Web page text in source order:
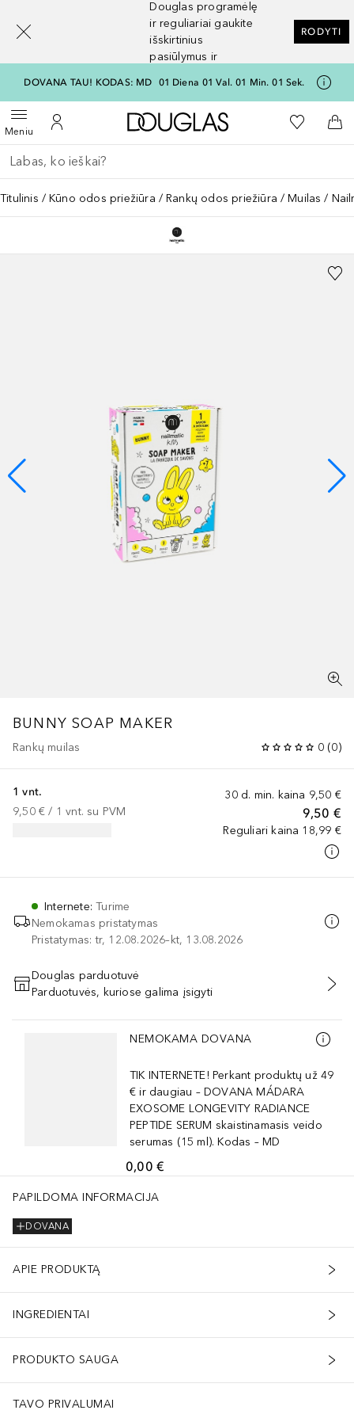
Douglas programėlę
ir reguliariai gaukite
išskirtinius
pasiūlymus ir
RODYTI
DOVANA TAU! KODAS: MD 01 Diena 01 Val. 01 Min. 01 Sek.
MeniuAtidaryti meniuĮ mano paskyrą
Į Douglas pagrindinį
Į mano
Į
Grįžk atgal
Vykdykite paiešką
Titulinis Kūno odos priežiūra Rankų odos priežiūra Muilas
BUNNY SOAP MAKER
Rankų muilas 0 (0)
30 d. min. kaina 9,50 €
9,50 €
Reguliari kaina 18,99 €
1 vnt.
9,50 € / 1 vnt. su PVM
Internete:Turime
Nemokamas pristatymas
Pristatymas: tr, 12.08.2026–kt, 13.08.2026
PRIDĖTI Į KREPŠELĮ
Douglas parduotuvė
Parduotuvės, kuriose galima įsigyti
Praleisti slankiklį
NEMOKAMA DOVANA
TIK INTERNETE! Perkant produktų už 49
€ ir daugiau – DOVANA MÁDARA
EXOSOME LONGEVITY RADIANCE
PEPTIDE SERUM skaistinamasis veido
serumas (15 ml). Kodas – MD
0,00 €
PAPILDOMA INFORMACIJA
DOVANA
APIE PRODUKTĄ
INGREDIENTAI
PRODUKTO SAUGA
TAVO PRIVALUMAI
[navigation.slideout.screenreader]